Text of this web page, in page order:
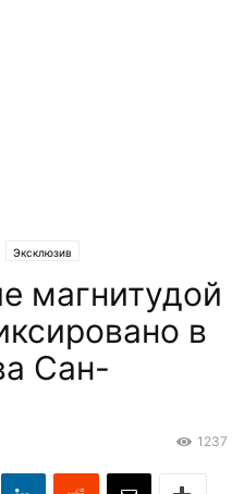
Эксклюзив
магнитудой
в
Сан-
1237